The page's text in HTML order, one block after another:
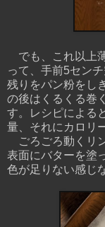
でも、これ以上
って、手前5セン
残りをパン粉をし
の後はくるくる巻
す。レシピによる
量、それにカロリ
ごろごろ動くリ
表面にバターを塗
色が足りない感じ